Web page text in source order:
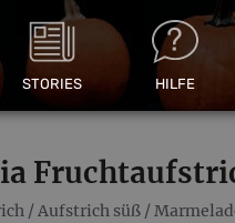
STORIES HILFE
/ Aufstrich süß /